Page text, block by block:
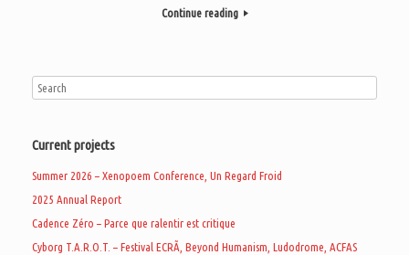
Continue reading
Current projects
Summer 2026 – Xenopoem Conference, Un Regard Froid
2025 Annual Report
Cadence Zéro – Parce que ralentir est critique
Cyborg T.A.R.O.T. – Festival ECRÃ, Beyond Humanism, Ludodrome, ACFAS